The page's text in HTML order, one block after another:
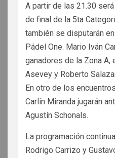
A partir de las 21.30
de final de la 5ta
también se disputarán
Pádel One. Mario Iván
ganadores de la Zona A,
Asevey y Roberto
En otro de los
Carlín Miranda jugarán
Agustín Schonals.
La programación
Rodrigo Carrizo y